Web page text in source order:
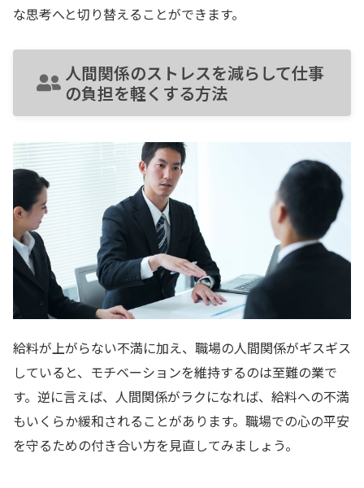
な思考へと切り替えることができます。
人間関係のストレスを減らして仕事
の負担を軽くする方法
給料が上がらない不満に加え、職場の人間関係がギスギス
していると、モチベーションを維持するのは至難の業で
す。逆に言えば、人間関係がラクになれば、給料への不満
もいくらか緩和されることがあります。職場での心の平安
を守るための付き合い方を見直してみましょう。